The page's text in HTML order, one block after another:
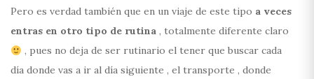
Pero es verdad también que en un viaje de este tipo a veces
entras en otro tipo de rutina , totalmente diferente claro
, pues no deja de ser rutinario el tener que buscar cada
día donde vas a ir al día siguiente , el transporte , donde